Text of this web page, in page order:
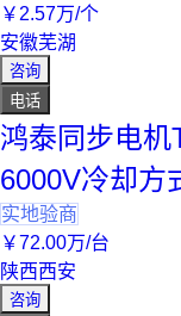
￥ 2.57万/个
安徽芜湖
咨询
电话
鸿泰同步电机
6000V冷却方
实地验商
￥72.00万/台
陕西西安
咨询